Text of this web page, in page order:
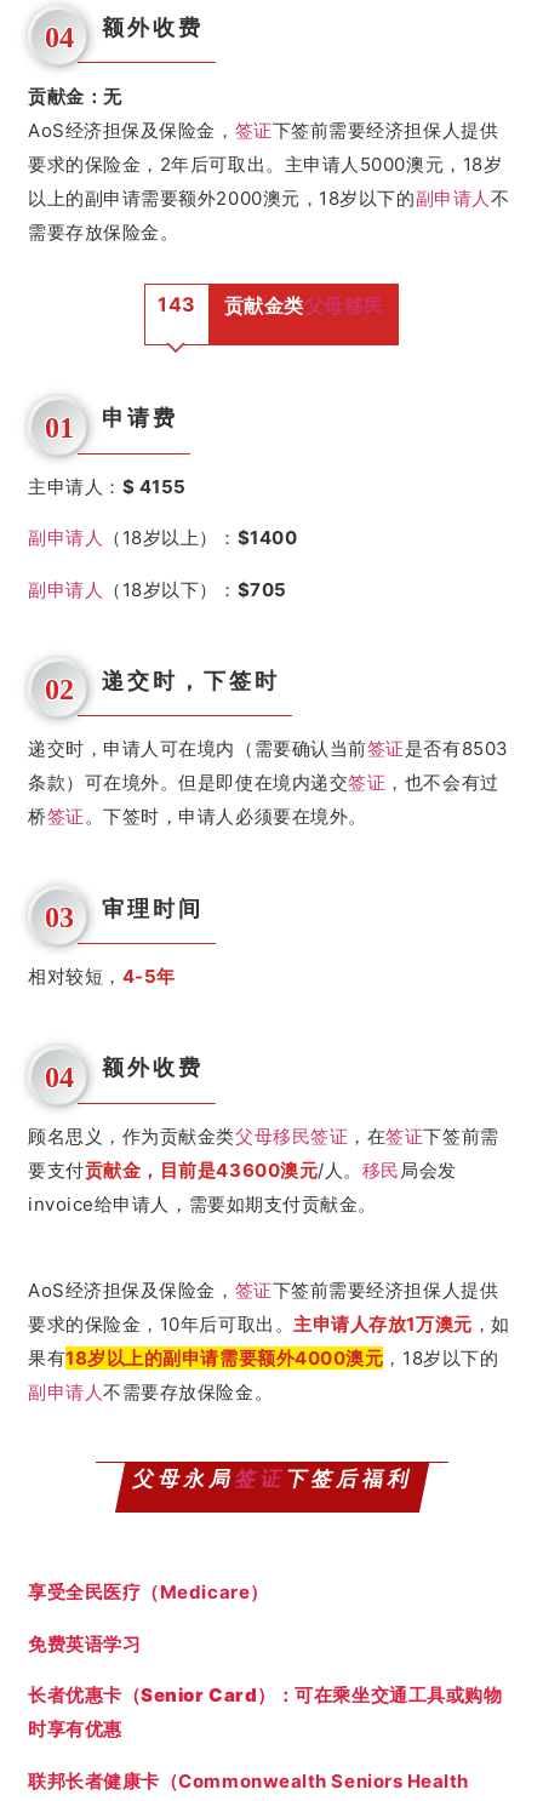
04 额外收费
贡献金：无
AoS经济担保及保险金， 签证下签前需要经济担保人提供
要求的保险金，2年后可取出。主申请人5000澳元，18岁
以上的副申请需要额外2000澳元，18岁以下的副申请人 不
需要存放保险金。
143 贡献金类父母移民
01 申请费
主申请人： $ 4155
副申请人 （18岁以上）： $1400
副申请人 （18岁以下）： $705
02 递交时，下签时
递交时，申请人可在境内（需要确认当前签证是否有8503
条款）可在境外。但是即使在境内递交签证 ，也不会有过
桥签证。下签时，申请人必须要在境外。
03 审理时间
相对较短， 4-5年
04 额外收费
顾名思义，作为贡献金类父母移民签证 ，在签证下签前需
要支付贡献金，目前是43600澳元/人。 移民 局会发
invoice给申请人，需要如期支付贡献金。
AoS经济担保及保险金， 签证下签前需要经济担保人提供
要求的保险金，10年后可取出。 主申请人存放1万澳元 ，如
果有18岁以上的副申请需要额外4000澳元 ，18岁以下的
副申请人不需要存放保险金。
父母永局签证下签后福利
享受全民医疗（Medicare）
免费英语学习
长者优惠卡（Senior Card）：可在乘坐交通工具或购物
时享有优惠
联邦长者健康卡（Commonwealth Seniors Health